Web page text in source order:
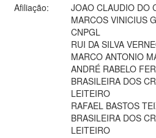
Afiliação:
JOAO CLAUDIO DO
MARCOS VINICIUS
CNPGL
RUI DA SILVA
MARCO ANTONIO
ANDRÉ RABELO
BRASILEIRA DOS
LEITEIRO
RAFAEL BASTOS
BRASILEIRA DOS
LEITEIRO